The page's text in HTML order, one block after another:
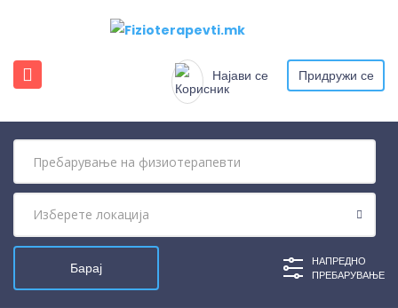
Најави се Придружи се
НАПРЕДНО
ПРЕБАРУВАЊЕ